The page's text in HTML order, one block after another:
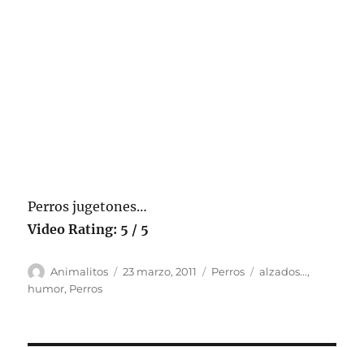
Perros jugetones…
Video Rating: 5 / 5
Autor
Animalitos
Publicado
23 marzo, 2011 Categorías
Perros Etiquetas
alzados...,
humor, Perros